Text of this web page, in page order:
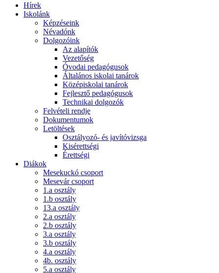
Hírek
Iskolánk
Képzéseink
Névadónk
Dolgozóink
Az alapítók
Vezetőség
Óvodai pedagógusok
Általános iskolai tanárok
Középiskolai tanárok
Fejlesztő pedagógusok
Technikai dolgozók
Felvételi rendje
Dokumentumok
Letöltések
Osztályozó- és javítóvizsga
Kisérettségi
Érettségi
Diákok
Mesekuckó csoport
Mesevár csoport
1.a osztály
1.b osztály
13.a osztály
2.a osztály
2.b osztály
3.a osztály
3.b osztály
4.a osztály
4b. osztály
5.a osztály